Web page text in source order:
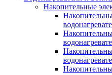
Накопительные